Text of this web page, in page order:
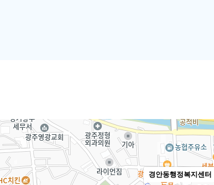
경안동행정복지센터